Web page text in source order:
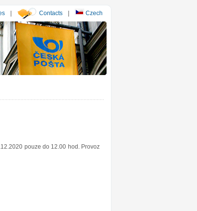
| Contacts | Czech
pouze do 12.00 hod. Provoz